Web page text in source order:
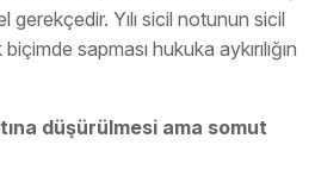
gerekçedir. Yılı sicil notunun sicil
sapması hukuka aykırılığın
düşürülmesi ama somut